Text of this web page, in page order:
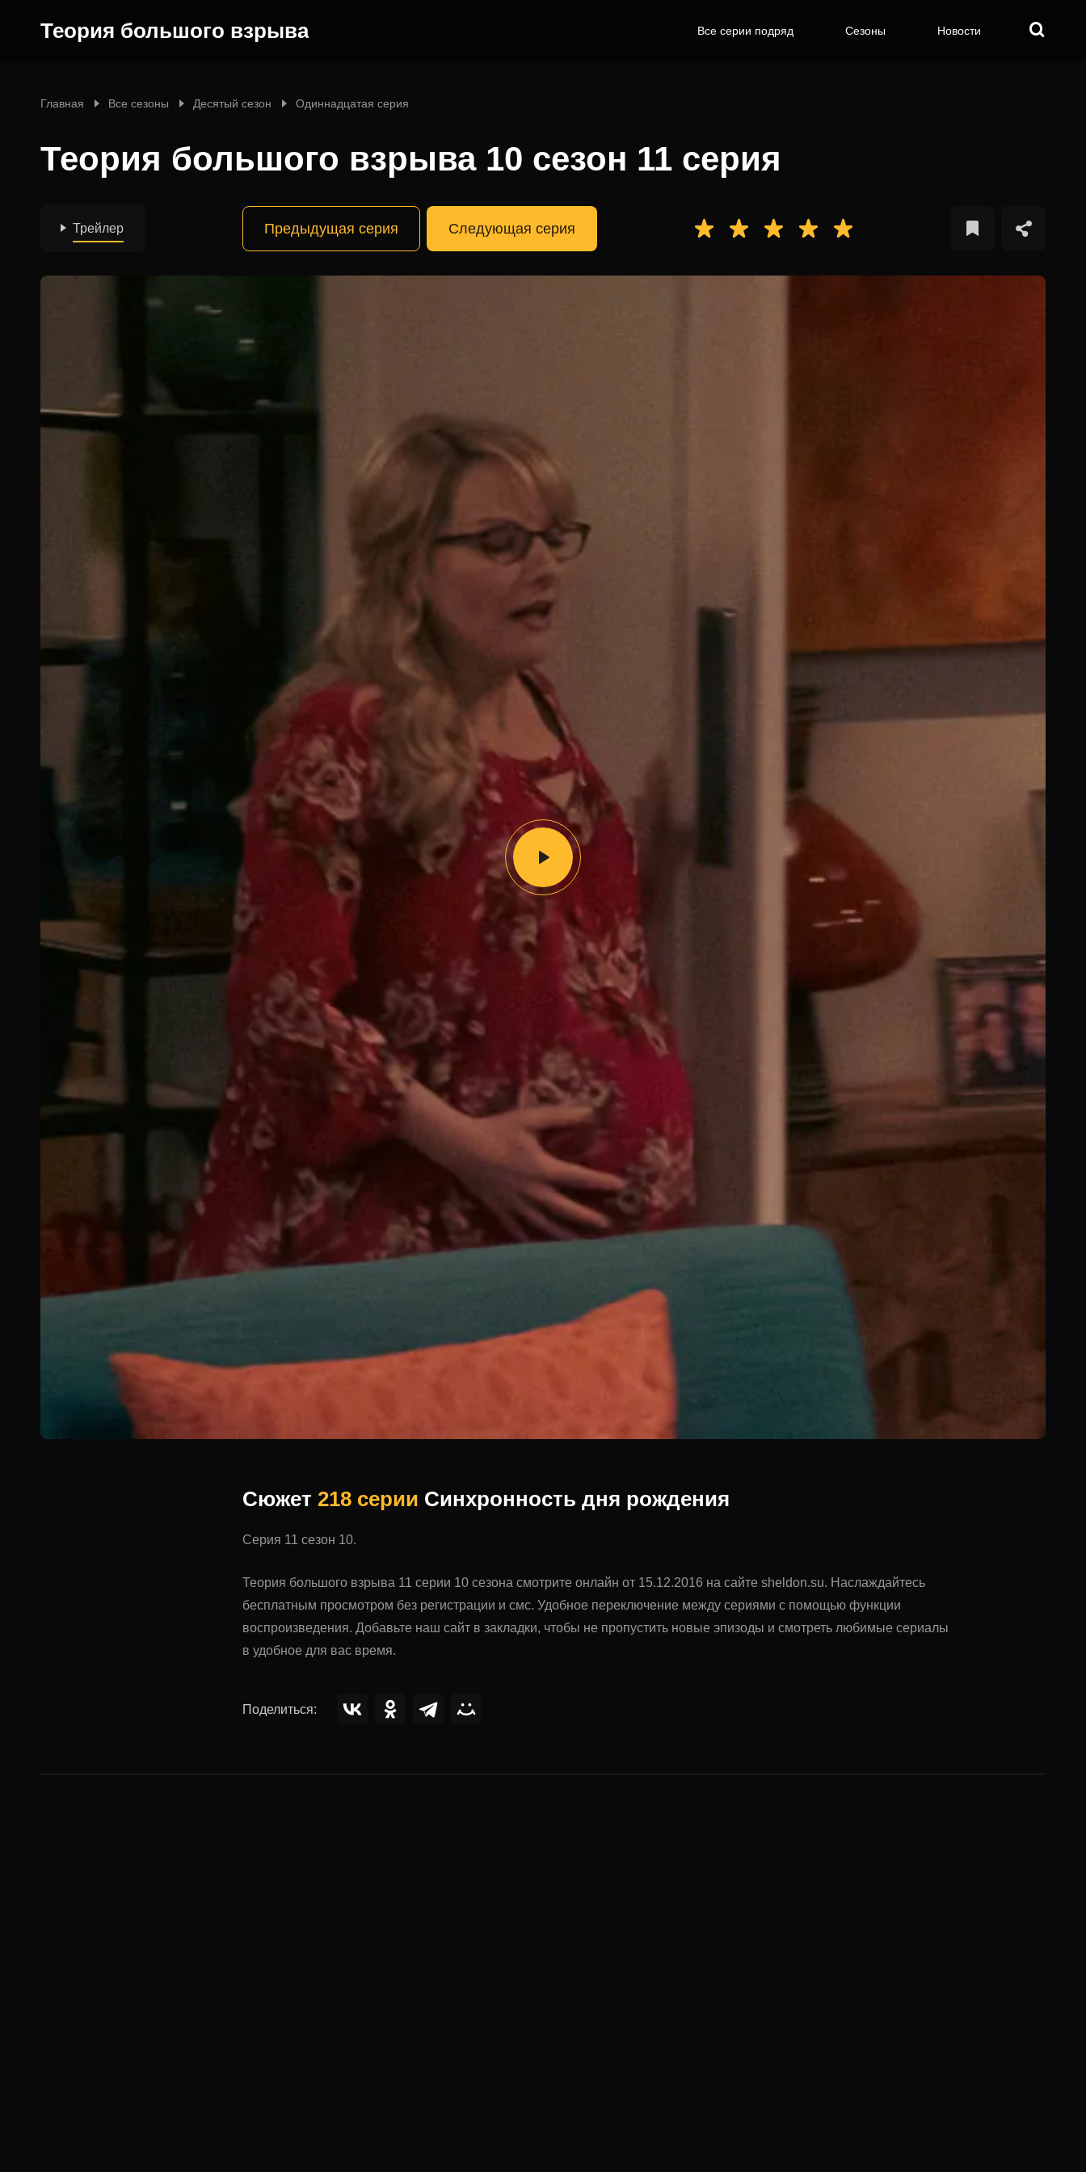
Теория большого взрыва Все серии подряд Сезоны Новости
Главная Все сезоны Десятый сезон Одиннадцатая серия
Теория большого взрыва 10 сезон 11 серия
Трейлер Предыдущая серия Следующая серия
Сюжет 218 серии Синхронность дня рождения
Серия 11 сезон 10.
Теория большого взрыва 11 серии 10 сезона смотрите онлайн от 15.12.2016 на сайте sheldon.su. Наслаждайтесь
бесплатным просмотром без регистрации и смс. Удобное переключение между сериями с помощью функции
воспроизведения. Добавьте наш сайт в закладки, чтобы не пропустить новые эпизоды и смотреть любимые сериалы
в удобное для вас время.
Поделиться: